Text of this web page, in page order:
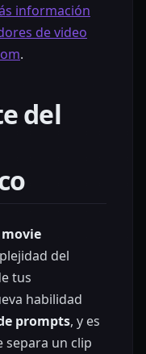
información
de video
.
del
del
tus
habilidad
prompts, y es
un clip